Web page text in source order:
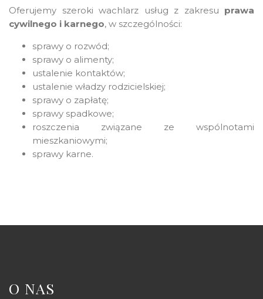
Oferujemy szeroki wachlarz usług z zakresu prawa
cywilnego i karnego, w szczególności:
sprawy o rozwód;
sprawy o alimenty;
ustalenie kontaktów;
ustalenie władzy rodzicielskiej;
sprawy o zapłatę;
sprawy spadkowe;
roszczenia związane ze wspólnotami
mieszkaniowymi;
sprawy karne.
O NAS